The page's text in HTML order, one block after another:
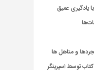
یادگیری عمیق
و متاهل ها
از ۴۰۰ عنوان کتاب توسط اسپرینگر